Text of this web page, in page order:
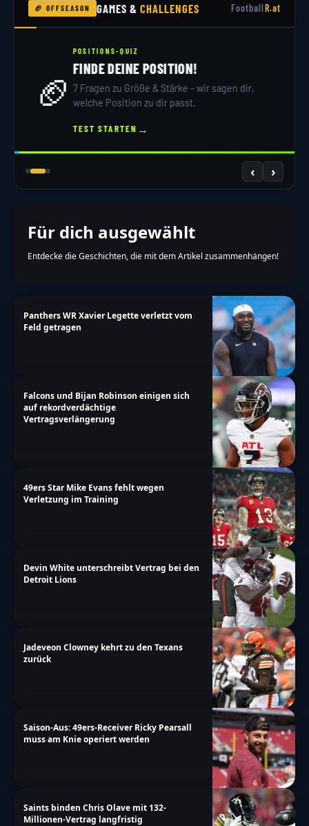
🏈 OFFSEASON GAMES &CHALLENGES FootballR.at
🏈
POSITIONS-QUIZ
FINDE DEINE POSITION!
7 Fragen zu Größe & Stärke – wir sagen dir,
welche Position zu dir passt.
TEST STARTEN→
‹ ›
Für dich ausgewählt
Entdecke die Geschichten, die mit dem Artikel zusammenhängen!
Panthers WR Xavier Legette verletzt vom
Feld getragen
Falcons und Bijan Robinson einigen sich
auf rekordverdächtige
Vertragsverlängerung
49ers Star Mike Evans fehlt wegen
Verletzung im Training
Devin White unterschreibt Vertrag bei den
Detroit Lions
Jadeveon Clowney kehrt zu den Texans
zurück
Saison-Aus: 49ers-Receiver Ricky Pearsall
muss am Knie operiert werden
Saints binden Chris Olave mit 132-
Millionen-Vertrag langfristig